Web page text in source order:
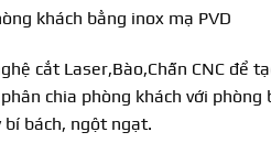
khách bằng inox mạ PVD
cắt Laser,Bào,Chấn CNC để
chia phòng khách với
bách, ngột ngạt.